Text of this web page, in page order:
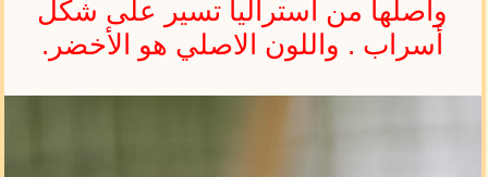
وأصلها من استراليا تسير على شكل
أسراب . واللون الاصلي هو الأخضر.